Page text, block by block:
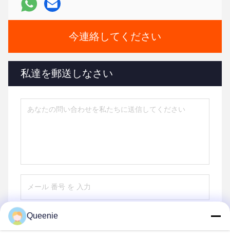
今連絡してください
私達を郵送しなさい
送りなさい
Queenie